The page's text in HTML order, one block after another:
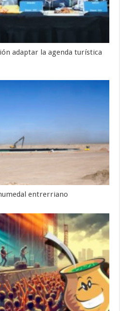
adaptar la agenda turística
entrerriano